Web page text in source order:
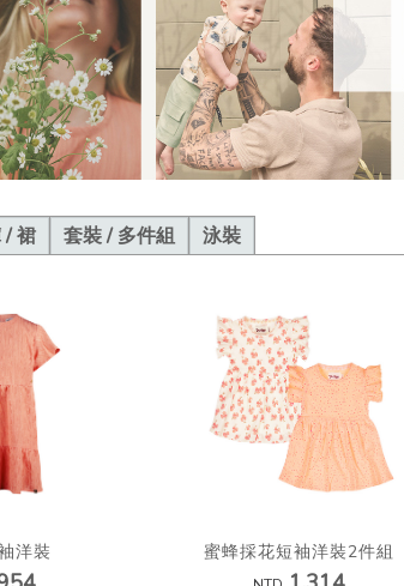
/ 裙 套裝 / 多件組 泳裝
洋裝 蜜蜂採花短袖洋裝2件組